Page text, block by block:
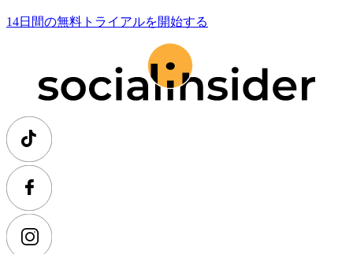
14日間の無料トライアルを開始する